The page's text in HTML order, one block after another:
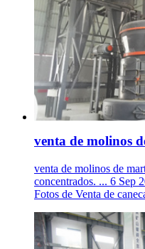
venta de molinos
venta de molinos de
concentrados. ... 6 Sep
Fotos de Venta de